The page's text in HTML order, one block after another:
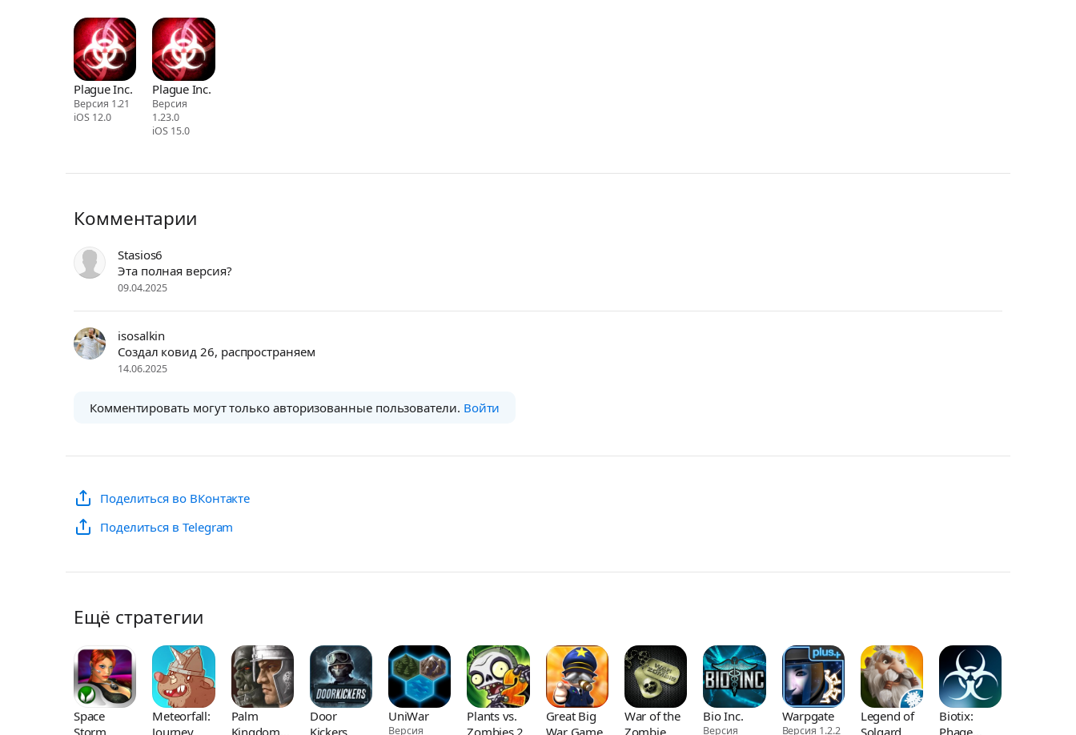
Plague Inc.
Версия 1.21
iOS 12.0
Plague Inc.
Версия
1.23.0
iOS 15.0
Комментарии
Stasios6
Эта полная версия?
09.04.2025
isosalkin
Создал ковид 26, распространяем
14.06.2025
Комментировать могут только авторизованные пользователи. Войти
Поделиться во ВКонтакте
Поделиться в Telegram
Ещё стратегии
Space
Storm
Meteorfall:
Journey
Palm
Kingdoms
Door
Kickers
UniWar
Версия
Plants vs.
Zombies 2
Great Big
War Game
War of the
Zombie
Bio Inc.
Версия
Warpgate
Версия 1.2.2
Legend of
Solgard
Biotix:
Phage